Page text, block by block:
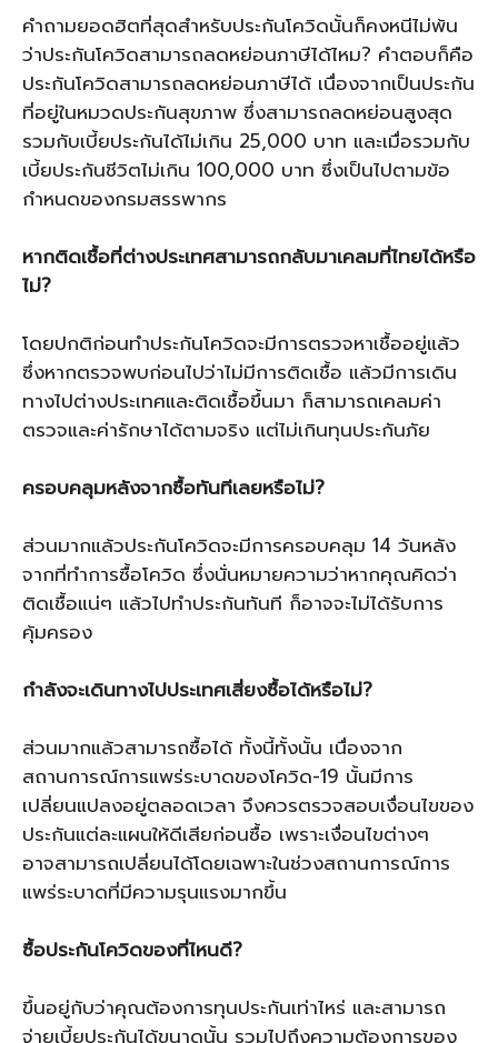
คำถามยอดฮิตที่สุดสำหรับประกันโควิดนั้นก็คงหนีไม่พ้น
ว่าประกันโควิดสามารถลดหย่อนภาษีได้ไหม? คำตอบก็คือ
ประกันโควิดสามารถลดหย่อนภาษีได้ เนื่องจากเป็นประกัน
ที่อยู่ในหมวดประกันสุขภาพ ซึ่งสามารถลดหย่อนสูงสุด
รวมกับเบี้ยประกันได้ไม่เกิน 25,000 บาท และเมื่อรวมกับ
เบี้ยประกันชีวิตไม่เกิน 100,000 บาท ซึ่งเป็นไปตามข้อ
กำหนดของกรมสรรพากร
หากติดเชื้อที่ต่างประเทศสามารถกลับมาเคลมที่ไทยได้หรือ
ไม่?
โดยปกติก่อนทำประกันโควิดจะมีการตรวจหาเชื้ออยู่แล้ว
ซึ่งหากตรวจพบก่อนไปว่าไม่มีการติดเชื้อ แล้วมีการเดิน
ทางไปต่างประเทศและติดเชื้อขึ้นมา ก็สามารถเคลมค่า
ตรวจและค่ารักษาได้ตามจริง แต่ไม่เกินทุนประกันภัย
ครอบคลุมหลังจากซื้อทันทีเลยหรือไม่?
ส่วนมากแล้วประกันโควิดจะมีการครอบคลุม 14 วันหลัง
จากที่ทำการซื้อโควิด ซึ่งนั่นหมายความว่าหากคุณคิดว่า
ติดเชื้อแน่ๆ แล้วไปทำประกันทันที ก็อาจจะไม่ได้รับการ
คุ้มครอง
กำลังจะเดินทางไปประเทศเสี่ยงซื้อได้หรือไม่?
ส่วนมากแล้วสามารถซื้อได้ ทั้งนี้ทั้งนั้น เนื่องจาก
สถานการณ์การแพร่ระบาดของโควิด-19 นั้นมีการ
เปลี่ยนแปลงอยู่ตลอดเวลา จึงควรตรวจสอบเงื่อนไขของ
ประกันแต่ละแผนให้ดีเสียก่อนซื้อ เพราะเงื่อนไขต่างๆ
อาจสามารถเปลี่ยนได้โดยเฉพาะในช่วงสถานการณ์การ
แพร่ระบาดที่มีความรุนแรงมากขึ้น
ซื้อประกันโควิดของที่ไหนดี?
ขึ้นอยู่กับว่าคุณต้องการทุนประกันเท่าไหร่ และสามารถ
จ่ายเบี้ยประกันได้ขนาดนั้น รวมไปถึงความต้องการของ